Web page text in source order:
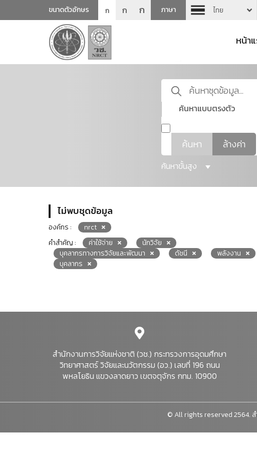
ขนาดตัวอักษร ก ก ก ภาษา ไทย
หน้า
ค้นหาแบบตรงตัว
ค้นหา ล้างค่า
ค้นหาขั้นสูง
ไม่พบชุดข้อมูล
องค์กร :
nrct
คำสำคัญ :
ค่าใช้จ่าย
นักวิจัย
บุคลากรทางการวิจัยและพัฒนา
ดัชนี
พลังงาน
บุคลากร
สำนักงานการวิจัยแห่งชาติ (วช.) กระทรวงการอุดมศึกษา
วิทยาศาสตร์ วิจัยและนวัตกรรม (อว.) เลขที่ 196 ถนน
พหลโยธิน แขวงลาดยาว เขตจตุจักร กทม. 10900
© All rights reserved 2564. ส